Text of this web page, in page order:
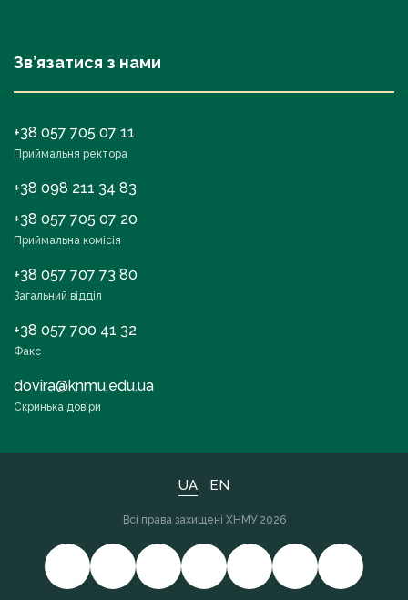
Зв’язатися з нами
+38 057 705 07 11
Приймальня ректора
+38 098 211 34 83
+38 057 705 07 20
Приймальна комісія
+38 057 707 73 80
Загальний відділ
+38 057 700 41 32
Факс
dovira@knmu.edu.ua
Скринька довіри
UA EN
Всі права захищені ХНМУ 2026